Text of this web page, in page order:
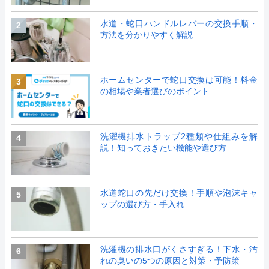
2
水道・蛇口ハンドルレバーの交換手順・
方法を分かりやすく解説
3
ホームセンターで蛇口交換は可能！料金
の相場や業者選びのポイント
4
洗濯機排水トラップ2種類や仕組みを解
説！知っておきたい機能や選び方
5
水道蛇口の先だけ交換！手順や泡沫キャ
ップの選び方・手入れ
6
洗濯機の排水口がくさすぎる！下水・汚
れの臭いの5つの原因と対策・予防策